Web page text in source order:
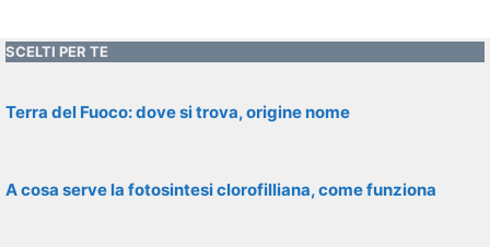
SCELTI PER TE
Terra del Fuoco: dove si trova, origine nome
A cosa serve la fotosintesi clorofilliana, come funziona